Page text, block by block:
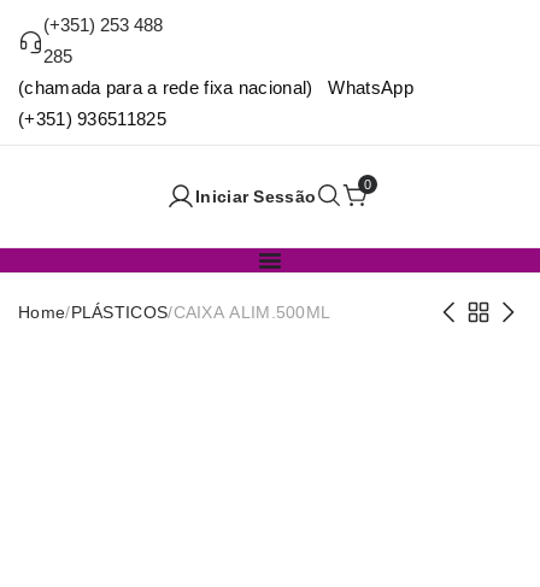
(+351) 253 488
285
(chamada para a rede fixa nacional) WhatsApp
(+351) 936511825
Iniciar Sessão
0
Home/PLÁSTICOS/CAIXA ALIM.500ML